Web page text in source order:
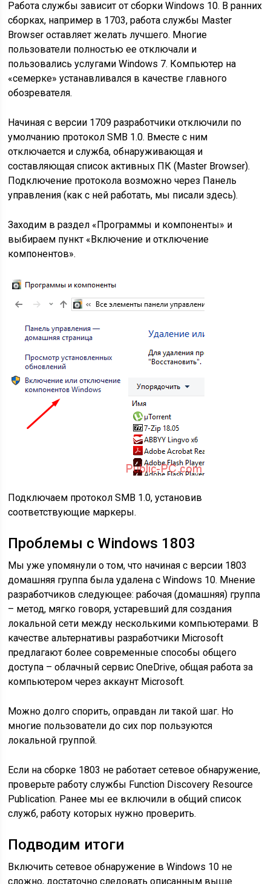
Работа службы зависит от сборки Windows 10. В ранних
сборках, например в 1703, работа службы Master
Browser оставляет желать лучшего. Многие
пользователи полностью ее отключали и
пользовались услугами Windows 7. Компьютер на
«семерке» устанавливался в качестве главного
обозревателя.
Начиная с версии 1709 разработчики отключили по
умолчанию протокол SMB 1.0. Вместе с ним
отключается и служба, обнаруживающая и
составляющая список активных ПК (Master Browser).
Подключение протокола возможно через Панель
управления (как с ней работать, мы писали здесь).
Заходим в раздел «Программы и компоненты» и
выбираем пункт «Включение и отключение
компонентов».
Подключаем протокол SMB 1.0, установив
соответствующие маркеры.
Проблемы с Windows 1803
Мы уже упомянули о том, что начиная с версии 1803
домашняя группа была удалена с Windows 10. Мнение
разработчиков следующее: рабочая (домашняя) группа
– метод, мягко говоря, устаревший для создания
локальной сети между несколькими компьютерами. В
качестве альтернативы разработчики Microsoft
предлагают более современные способы общего
доступа – облачный сервис OneDrive, общая работа за
компьютером через аккаунт Microsoft.
Можно долго спорить, оправдан ли такой шаг. Но
многие пользователи до сих пор пользуются
локальной группой.
Если на сборке 1803 не работает сетевое обнаружение,
проверьте работу службы Function Discovery Resource
Publication. Ранее мы ее включили в общий список
служб, работу которых нужно проверить.
Подводим итоги
Включить сетевое обнаружение в Windows 10 не
сложно, достаточно следовать описанным выше